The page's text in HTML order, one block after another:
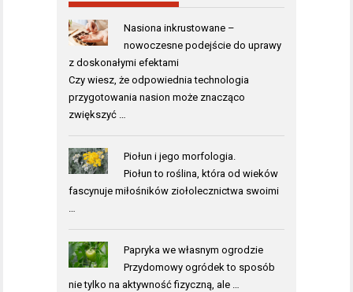
Nasiona inkrustowane –
nowoczesne podejście do uprawy
z doskonałymi efektami
Czy wiesz, że odpowiednia technologia
przygotowania nasion może znacząco
zwiększyć …
Piołun i jego morfologia.
Piołun to roślina, która od wieków
fascynuje miłośników ziołolecznictwa swoimi
…
Papryka we własnym ogrodzie
Przydomowy ogródek to sposób
nie tylko na aktywność fizyczną, ale …